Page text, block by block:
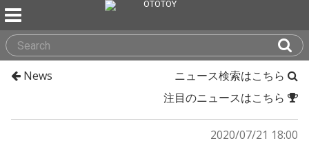
News
ニュース検索はこちら
注目のニュースはこちら
2020/07/21 18:00